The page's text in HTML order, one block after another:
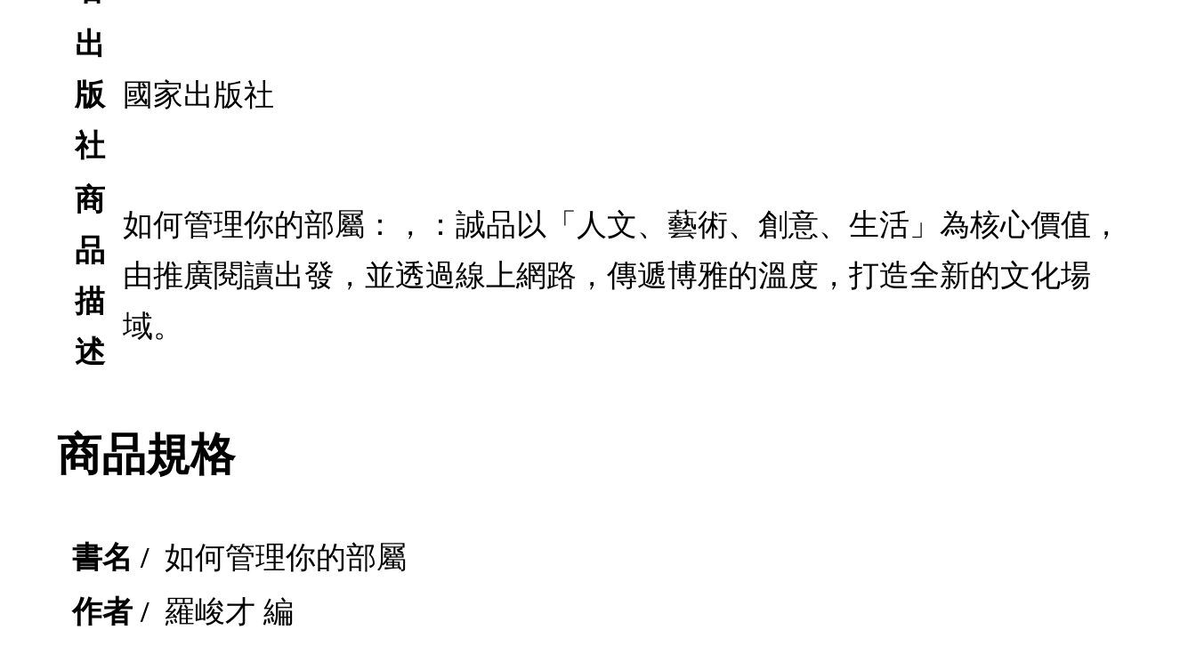
出
版
社
國家出版社
商
品
描
述
如何管理你的部屬：，：誠品以「人文、藝術、創意、生活」為核心價值，
由推廣閱讀出發，並透過線上網路，傳遞博雅的溫度，打造全新的文化場
域。
商品規格
書名 / 如何管理你的部屬
作者 / 羅峻才 編